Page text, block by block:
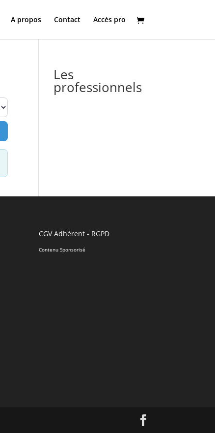
A propos Contact Accès pro
Les
professionnels
CGV Adhérent - RGPD
Contenu Sponsorisé